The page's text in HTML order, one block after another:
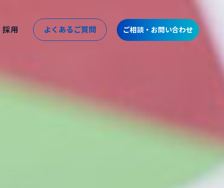
採用 よくあるご質問 ご相談・お問い合わせ